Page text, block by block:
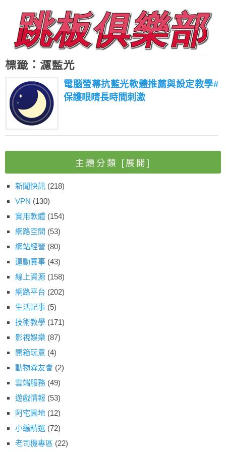
標籤：濾藍光
電腦螢幕抗藍光軟體推薦與設定教學#
保護眼睛長時間刺激
主題分類 [展開]
新聞快訊 (218)
VPN (130)
實用軟體 (154)
網路空間 (53)
網站經營 (80)
運動賽事 (43)
線上資源 (158)
網路平台 (202)
生活記事 (5)
技術教學 (171)
影視娛樂 (87)
開箱玩意 (4)
動物森友會 (2)
雲端服務 (49)
遊戲情報 (53)
阿宅園地 (12)
小編精選 (72)
老司機專區 (22)